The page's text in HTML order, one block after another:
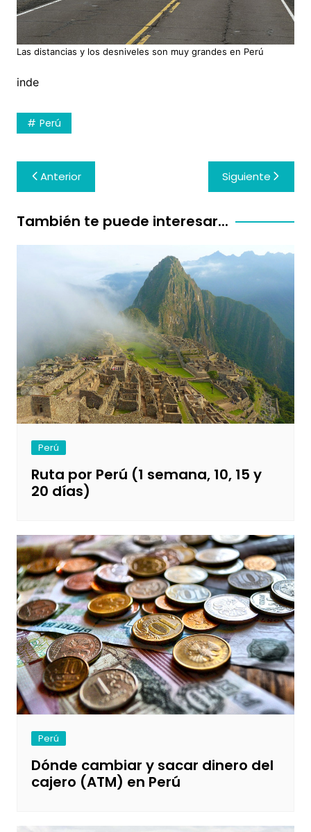
Las distancias y los desniveles son muy grandes en Perú
inde
Perú
Navegación
de
entradas
Anterior Siguiente
También te puede interesar...
Perú
Ruta por Perú (1 semana, 10, 15 y
20 días)
Perú
Dónde cambiar y sacar dinero del
cajero (ATM) en Perú